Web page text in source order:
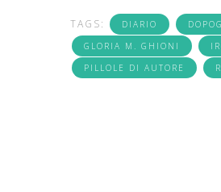
TAGS: DIARIO
GLORIA M. GHIONI
PILLOLE DI AUTORE